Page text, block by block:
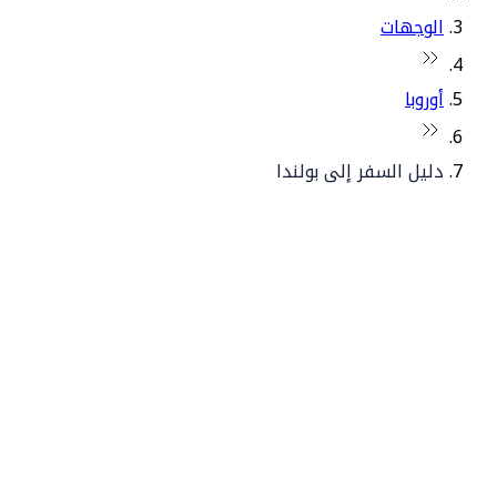
الوجهات
أوروبا
دليل السفر إلى بولندا